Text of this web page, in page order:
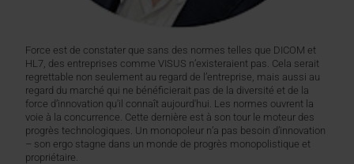
Force est de constater que sans des normes telles que DICOM et
HL7, des entreprises comme VISUS n’existeraient pas. Cela serait
regrettable non seulement au regard de l’entreprise, mais aussi au
regard du marché qui ne bénéficierait pas de la diversité et de la
force d’innovation qu'il connaît aujourd'hui. Les normes ouvrent la
voie à la concurrence. Cette dernière est à son tour le moteur des
progrès technologiques. Un monopoleur n’a pas besoin d’innovation
– son ergo stagne dans un monde de progrès monopolistique et
propriétaire.